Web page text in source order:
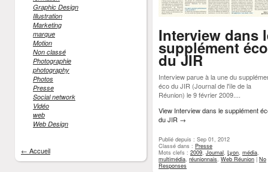
Graphic Design
Illustration
Marketing
marque
Motion
Non classé
Photographie
photography
Photos
Presse
Social network
Vidéo
web
Web Design
← Accueil
Interview dans
supplément éco
du JIR
Interview parue à la une du
éco du JIR (Journal de l'île de la
Réunion) le 9 février 2009....
View Interview dans le supplément
du JIR →
Publié depuis : Sep 01, 2012
Classé dans : Presse
Mots clefs : 2009, Journal, Lyon, média,
multimédia, réunionnais, Web Réunion | No
Responses